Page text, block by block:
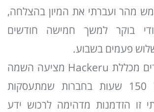
מהר ועברתי את המיון בהצלחה,
בוקר למשך חמישה חודשים
פעמים בשבוע.
תוך כדי הלימודים מכללת Hackeru מציעה השמה
וכן סטאז' של 150 שעות בחברות שמתעסקות
זו הזדמנות מדהימה לרכוש ידע